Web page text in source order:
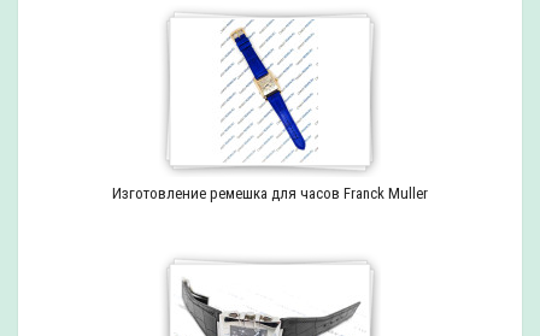
Изготовление ремешка для часов Franck Muller